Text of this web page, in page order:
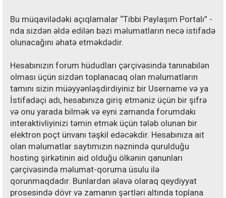
Bu müqavilədəki açıqlamalar “Tibbi Paylaşım Portalı” -
nda sizdən əldə edilən bəzi məlumatların necə istifadə
olunacağını əhatə etməkdədir.
Hesabınızın forum hüdudları çərçivəsində tanınabilən
olması üçün sizdən toplanacaq olan məlumatların
tamını sizin müəyyənləşdirdiyiniz bir Username və ya
İstifadəçi adı, hesabınıza giriş etməniz üçün bir şifrə
və onu yarada bilmək və eyni zamanda forumdakı
interaktivliyinizi təmin etmək üçün tələb olunan bir
elektron poçt ünvanı təşkil edəcəkdir. Hesabınıza ait
olan məlumatlar saytımızın nəznində qurulduğu
hosting şirkətinin aid olduğu ölkənin qanunları
çərçivəsində məlumat-qoruma üsulu ilə
qorunmaqdadır. Bunlardan əlavə olaraq qeydiyyat
prosesində dövr və zamanın şərtləri altında toplana